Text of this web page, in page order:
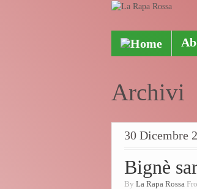
Archivi
30 Dicembre
Bignè
By La Rapa Rossa